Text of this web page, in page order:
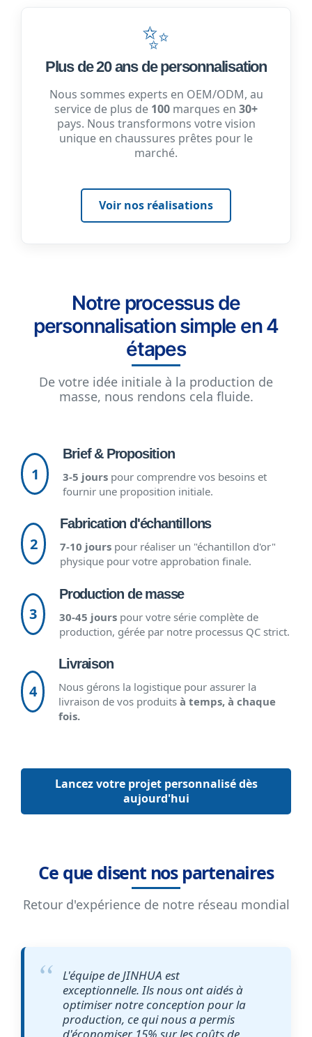
✨
Plus de 20 ans de personnalisation
Nous sommes experts en OEM/ODM, au
service de plus de 100 marques en 30+
pays. Nous transformons votre vision
unique en chaussures prêtes pour le
marché.
Voir nos réalisations
Notre processus de
personnalisation simple en 4
étapes
De votre idée initiale à la production de
masse, nous rendons cela fluide.
1
Brief & Proposition
3-5 jours pour comprendre vos besoins et
fournir une proposition initiale.
2
Fabrication d'échantillons
7-10 jours pour réaliser un "échantillon d'or"
physique pour votre approbation finale.
3
Production de masse
30-45 jourspour votre série complète de
production, gérée par notre processus QC strict.
4
Livraison
Nous gérons la logistique pour assurer la
livraison de vos produitsà temps, à chaque
fois.
Lancez votre projet personnalisé dès
aujourd'hui
Ce que disent nos partenaires
Retour d'expérience de notre réseau mondial
L'équipe de JINHUA est
exceptionnelle. Ils nous ont aidés à
optimiser notre conception pour la
production, ce qui nous a permis